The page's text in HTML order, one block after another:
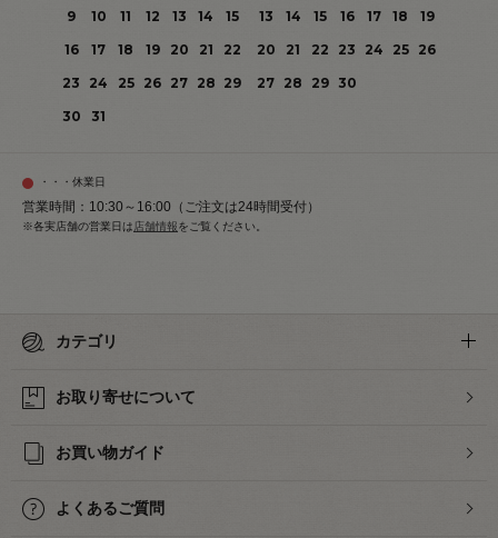
9
10 11 12 13 14
15
16
17 18 19 20 21
22
23
24 25 26 27 28 29
30
31
13
14 15 16 17 18
19
20
21 22 23 24 25
26
27 28 29 30
・・・休業日
営業時間：10:30～16:00（ご注文は24時間受付）
※各実店舗の営業日は店舗情報をご覧ください。
カテゴリ
お取り寄せについて
お買い物ガイド
よくあるご質問